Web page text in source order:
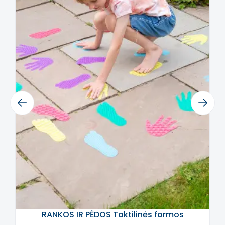
specialių poreikių vaikams ir tėvams,
ieškantiems namų pratimų sprendimų, kurie
vaikui būtų patrauklūs ir „neatrodytų kaip
reabilitacija“.
Kilimėliai gali būti naudojami profilaktiškai
kaip ortopedinės prekės vaikams, kai
svarbus pėdos vystymasis ir aktyvus
judėjimas, taip pat kaip kasdienės judesio
pertraukėlės po sėdėjimo. Reguliarus
vaikščiojimas basomis per skirtingas
tekstūras padeda gerinti kraujotaką, mažinti
kojų įtampą ir nuovargio jausmą.
Nauda vaikams
• Padeda formuoti taisyklingą žingsnį ir
palaiko pėdos raumenų darbą.
• Stiprina pėdų skliautus ir gerina čiurnų
Previous
RANKOS IR PĖDOS Taktilinės formos
Next